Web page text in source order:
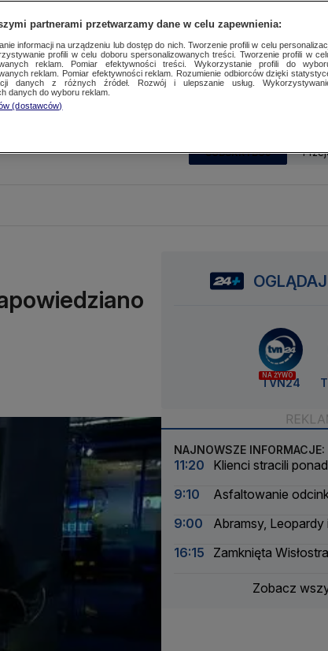
SUBSKRYBUJ
NA ŻYWO
TVN24
NAJNOWSZE INFORMACJE:
11:20
Klienci stracili
9:10
Asfaltowanie
9:00
Abramsy, Leopardy
16:15
Zamknięta
Zobacz
partnerami przetwarzamy dane w celu zapewnienia:
informacji na urządzeniu lub dostęp do nich. Tworzenie profili w celu
profili w celu doboru spersonalizowanych treści. Tworzenie profili w
reklam. Pomiar efektywności treści. Wykorzystanie profili do
reklam. Pomiar efektywności reklam. Rozumienie odbiorców dzięki
danych z różnych źródeł. Rozwój i ulepszanie usług.
danych do wyboru reklam.
(dostawców)